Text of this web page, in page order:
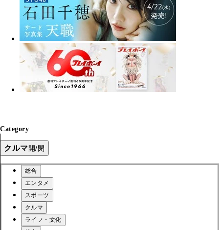
Category
クルマ開/閉
総合
エンタメ
スポーツ
クルマ
ライフ・文化